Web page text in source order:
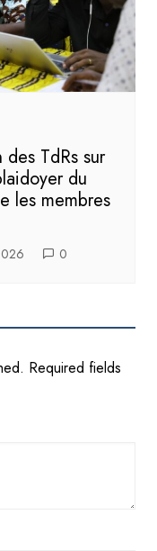
TdRs sur
du
les membres
0
Required fields